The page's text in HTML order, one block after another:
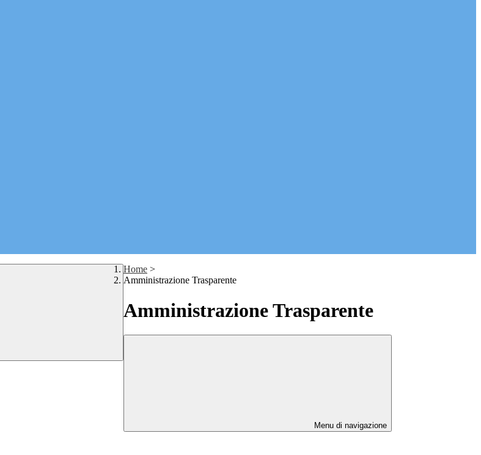
Home >
Amministrazione Trasparente
Amministrazione Trasparente
Menu di navigazione